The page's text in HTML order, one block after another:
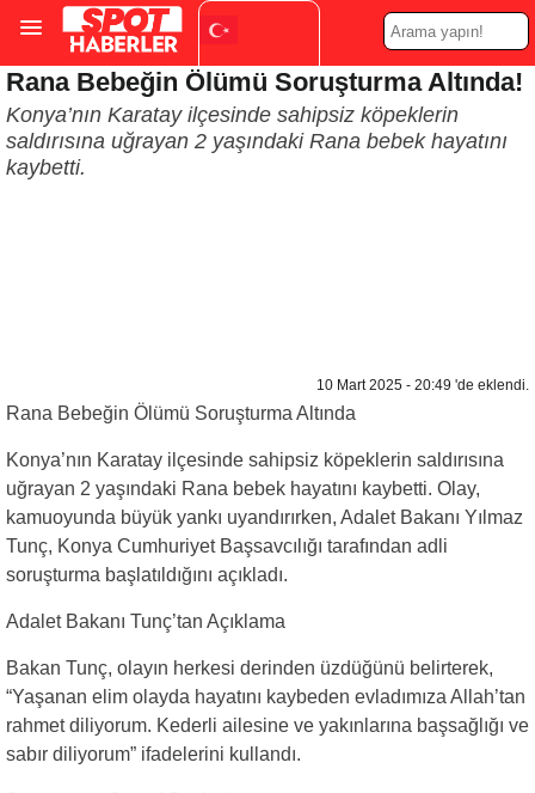
Turkish ▼
Rana Bebeğin Ölümü Soruşturma Altında!
Konya’nın Karatay ilçesinde sahipsiz köpeklerin
saldırısına uğrayan 2 yaşındaki Rana bebek hayatını
kaybetti.
10 Mart 2025 - 20:49 'de eklendi.
Rana Bebeğin Ölümü Soruşturma Altında
Konya’nın Karatay ilçesinde sahipsiz köpeklerin saldırısına
uğrayan 2 yaşındaki Rana bebek hayatını kaybetti. Olay,
kamuoyunda büyük yankı uyandırırken, Adalet Bakanı Yılmaz
Tunç, Konya Cumhuriyet Başsavcılığı tarafından adli
soruşturma başlatıldığını açıkladı.
Adalet Bakanı Tunç’tan Açıklama
Bakan Tunç, olayın herkesi derinden üzdüğünü belirterek,
“Yaşanan elim olayda hayatını kaybeden evladımıza Allah’tan
rahmet diliyorum. Kederli ailesine ve yakınlarına başsağlığı ve
sabır diliyorum” ifadelerini kullandı.